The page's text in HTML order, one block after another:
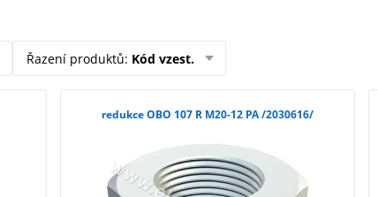
Řazení produktů: Kód vzest.
redukce OBO 107 R M20-12 PA /2030616/